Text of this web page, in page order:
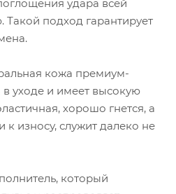
удара всей
Такой подход гарантирует
кожа премиум-
в уходе и имеет высокую
хорошо гнется, а
к износу, служит далеко не
который